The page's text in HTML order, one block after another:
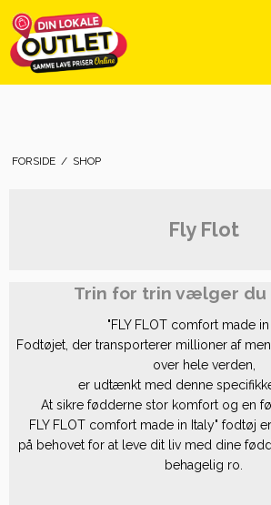
FORSIDE / SHOP
Fly Flot
Trin for trin vælger du
"FLY FLOT comfort made in
Fodtøjet, der transporterer millioner af
over hele verden,
er udtænkt med denne
At sikre fødderne stor komfort og en
FLY FLOT comfort made in Italy" fodtøj
på behovet for at leve dit liv med dine
behagelig ro.